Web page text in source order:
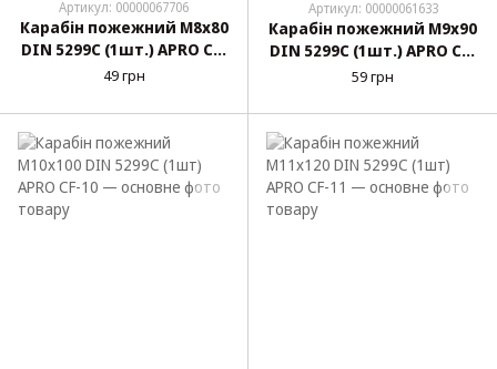
Артикул: 00000067706
Карабін пожежний М8х80
DIN 5299C (1шт.) APRO CF-
8 Акція!!!
49 грн
Артикул: 00000061633
Карабін пожежний М9х90
DIN 5299C (1шт.) APRO CF-
9
59 грн